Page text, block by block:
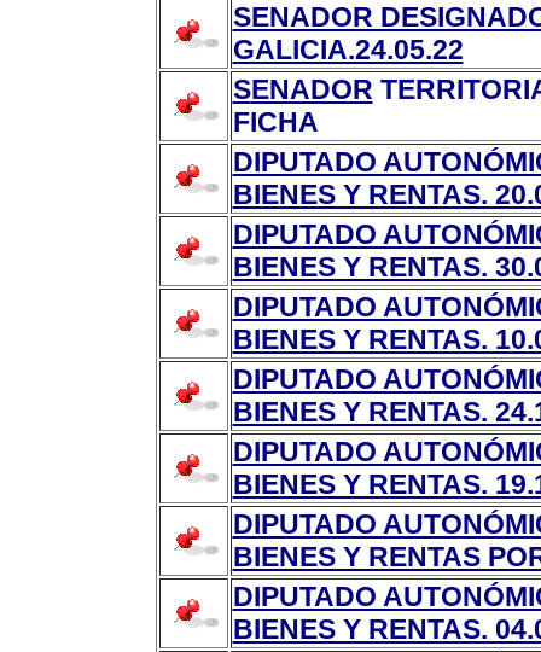
SENADOR
GALICIA.24.05.22
SENADOR
FICHA
DIPUTADO
BIENES Y RENTAS.
DIPUTADO
BIENES Y RENTAS.
DIPUTADO
BIENES Y RENTAS.
DIPUTADO
BIENES Y RENTAS.
DIPUTADO
BIENES Y RENTAS.
DIPUTADO
BIENES Y RENTAS
DIPUTADO
BIENES Y RENTAS.